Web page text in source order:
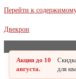
Перейти к
Двекрон
Акция до 10
августа.
для